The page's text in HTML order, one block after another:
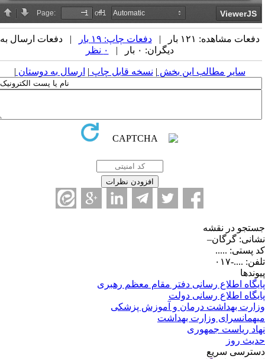
دفعات مشاهده: ۱۲۱ بار | دفعات چاپ: ۱۹ بار
| دفعات ارسال به
دیگران: ۰ بار |
سایر مطالب این بخش | نسخه قابل چاپ| ارسال به دوستان|
در نقشه
گرگان–
پستی: .....
....-۰۱۷
اطلاع رسانی دفتر مقام معظم رهبری
اطلاع رسانی دولت
بهداشت درمان و آموزش پزشکی
وزارت بهداشت
ریاست جمهوری
روز
سریع